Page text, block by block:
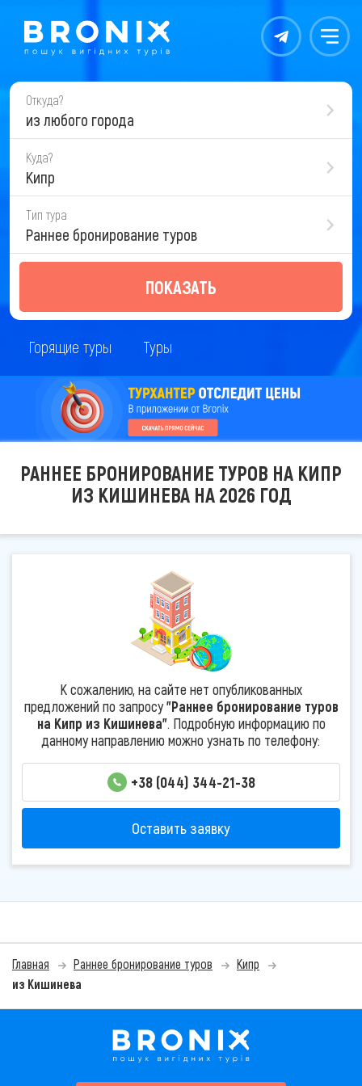
Контакты Меню
Откуда?
из любого города
Куда?
Кипр
Тип тура
Раннее бронирование туров
ПОКАЗАТЬ
Горящие туры Туры
РАННЕЕ БРОНИРОВАНИЕ ТУРОВ НА КИПР
ИЗ КИШИНЕВА НА 2026 ГОД
К сожалению, на сайте нет опубликованных
предложений по запросу"Раннее бронирование туров
на Кипр из Кишинева". Подробную информацию по
данному направлению можно узнать по телефону:
+38 (044) 344-21-38
Оставить заявку
Главная Раннее бронирование туров
Кипр
из Кишинева